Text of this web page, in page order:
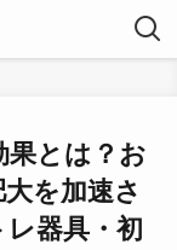
果とは？お
を加速さ
器具・初